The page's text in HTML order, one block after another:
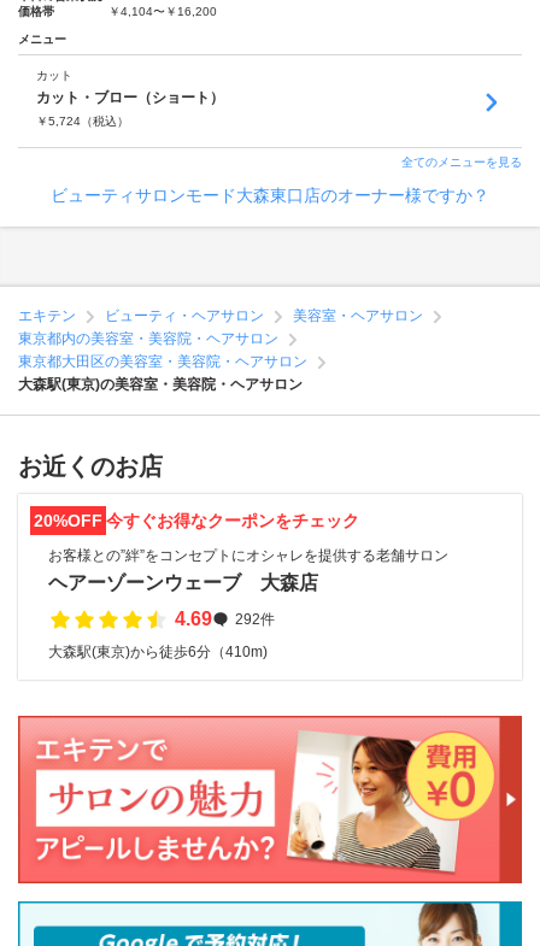
価格帯
￥4,104〜￥16,200
メニュー
カット
カット・ブロー（ショート）
￥5,724 （税込）
全てのメニューを見る
ビューティサロンモード大森東口店のオーナー様ですか？
エキテン ビューティ・ヘアサロン
美容室・ヘアサロン
東京都内の美容室・美容院・ヘアサロン
東京都大田区の美容室・美容院・ヘアサロン
大森駅(東京)の美容室・美容院・ヘアサロン
お近くのお店
20%OFF 今すぐお得なクーポンをチェック
お客様との”絆”をコンセプトにオシャレを提供する老舗サロン
ヘアーゾーンウェーブ 大森店
4.69
292件
大森駅(東京)から徒歩6分（410m)